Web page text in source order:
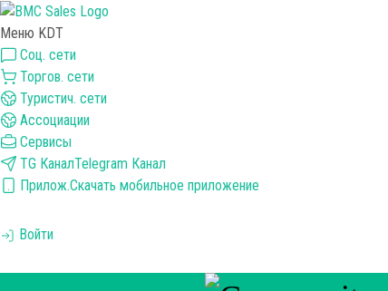
Меню KDT
Соц. сети
Торгов. сети
Туристич. сети
Ассоциации
Сервисы
TG КаналTelegram Канал
Прилож.Скачать мобильное приложение
Войти